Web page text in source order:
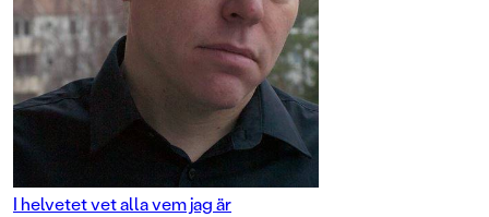
I helvetet vet alla vem jag är